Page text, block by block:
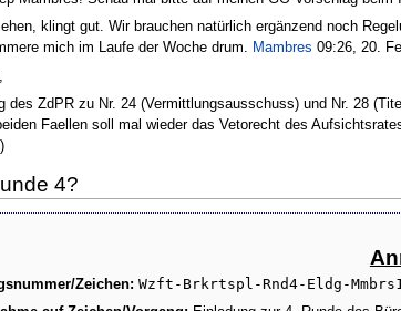
klingt gut. Wir brauchen natürlich ergänzend noch
mich im Laufe der Woche drum. Mambres 09:26, 20.
des ZdPR zu Nr. 24 (Vermittlungsausschuss) und Nr. 28
Faellen soll mal wieder das Vetorecht des
4?
Zeichen: Wzft-Brkrtspl-Rnd4-Eldg-Mmbrs1